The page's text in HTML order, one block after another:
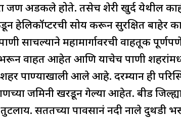
जण अडकले होते. तसेच शेरी खुर्द येथील
हेलिकॉप्टरची सोय करून सुरक्षित
पाणी साचल्याने महामार्गावरची वाहतूक
भरून वाहत आहेत आणि याचेच पाणी
पाण्याखाली आले आहे. दरम्यान ही
जमिनी खरडून गेल्या आहेत. बीड
तुटलाय. सततच्या पावसानं नदी नाले दुथडी